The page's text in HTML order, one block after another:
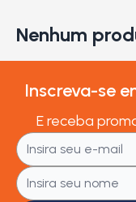
Nenhum
Inscreva-se
E receba